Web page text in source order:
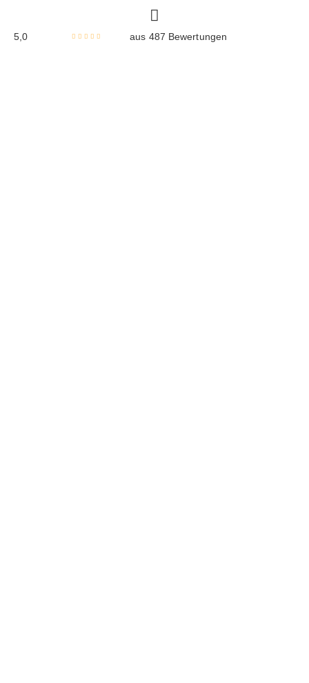
5,0 aus 487 Bewertungen